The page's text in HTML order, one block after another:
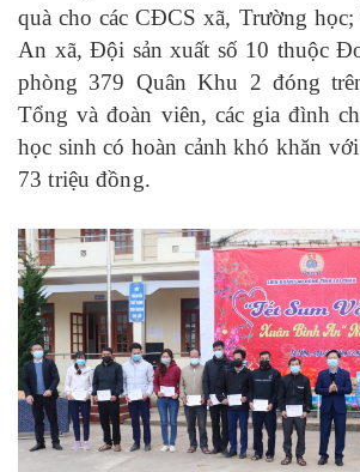
quà cho các CĐCS xã, Trường
An xã, Đội sản xuất số 10 thuộc
phòng 379 Quân Khu 2 đóng
Tổng và đoàn viên, các gia đình
học sinh có hoàn cảnh khó khăn
73 triệu đồng.